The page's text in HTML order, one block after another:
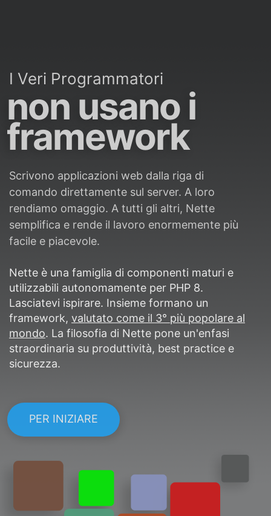
I Veri Programmatori
non usano i
framework
Scrivono applicazioni web dalla riga di
comando direttamente sul server. A loro
rendiamo omaggio. A tutti gli altri, Nette
semplifica e rende il lavoro enormemente più
facile e piacevole.
Nette è una famiglia di componenti maturi e
utilizzabili autonomamente per PHP 8.
Lasciatevi ispirare. Insieme formano un
framework, valutato come il 3° più popolare al
mondo. La filosofia di Nette pone un'enfasi
straordinaria su produttività, best practice e
sicurezza.
PER INIZIARE